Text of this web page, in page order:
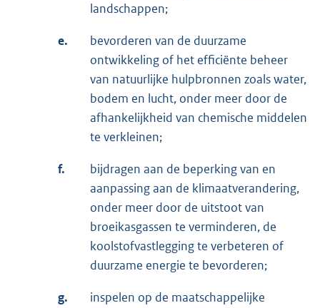
landschappen;
e.
bevorderen van de duurzame
ontwikkeling of het efficiënte beheer
van natuurlijke hulpbronnen zoals water,
bodem en lucht, onder meer door de
afhankelijkheid van chemische middelen
te verkleinen;
f.
bijdragen aan de beperking van en
aanpassing aan de klimaatverandering,
onder meer door de uitstoot van
broeikasgassen te verminderen, de
koolstofvastlegging te verbeteren of
duurzame energie te bevorderen;
g.
inspelen op de maatschappelijke